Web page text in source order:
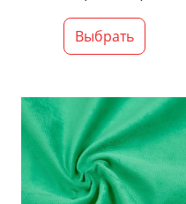
Выбрать